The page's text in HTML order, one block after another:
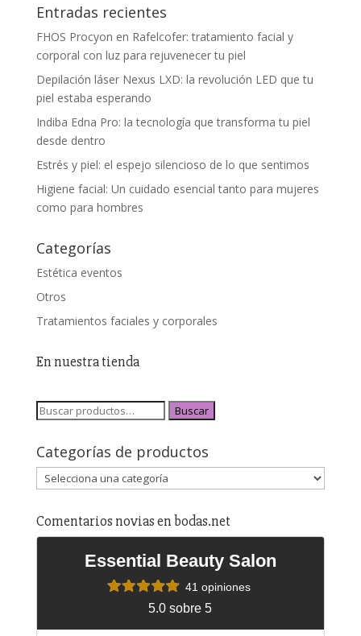
Entradas recientes
FHOS Procyon en Rafelcofer: tratamiento facial y
corporal con luz para rejuvenecer tu piel
Depilación láser Nexus LXD: la revolución LED que tu
piel estaba esperando
Indiba Edna Pro: la tecnología que transforma tu piel
desde dentro
Estrés y piel: el espejo silencioso de lo que sentimos
Higiene facial: Un cuidado esencial tanto para mujeres
como para hombres
Categorías
Estética eventos
Otros
Tratamientos faciales y corporales
En nuestra tienda
Buscar
Categorías de productos
Comentarios novias en bodas.net
Essential Beauty Salon
41 opiniones
5.0 sobre 5